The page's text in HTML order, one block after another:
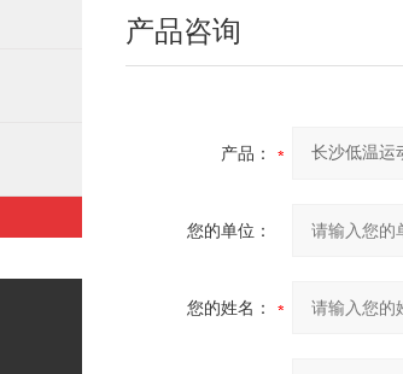
产品咨询
产品：
您的单位：
您的姓名：